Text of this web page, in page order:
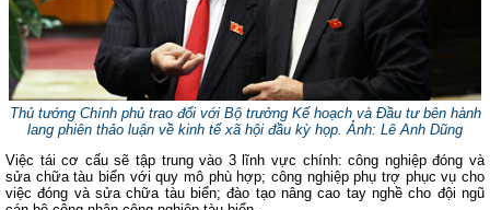
Thủ tướng Chính phủ trao đổi với Bộ trưởng Kế hoạch và Đầu tư bên hành
lang phiên thảo luận về kinh tế xã hội đầu kỳ họp. Ảnh: Lê Anh Dũng
Việc tái cơ cấu sẽ tập trung vào 3 lĩnh vực chính: công nghiệp đóng và
sửa chữa tàu biển với quy mô phù hợp; công nghiệp phụ trợ phục vụ cho
việc đóng và sửa chữa tàu biển; đào tạo nâng cao tay nghề cho đội ngũ